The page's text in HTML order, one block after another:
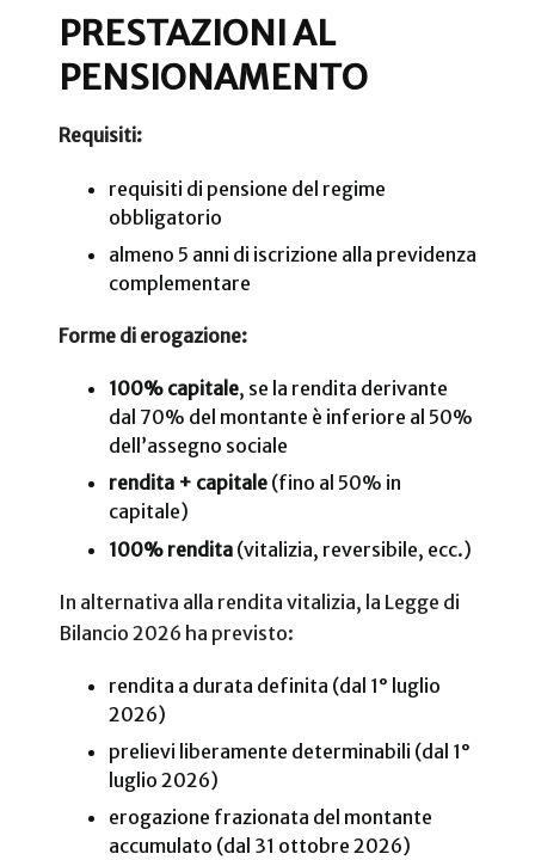
PRESTAZIONI AL
PENSIONAMENTO
Requisiti:
requisiti di pensione del regime
obbligatorio
almeno 5 anni di iscrizione alla previdenza
complementare
Forme di erogazione:
100% capitale, se la rendita derivante
dal 70% del montante è inferiore al 50%
dell’assegno sociale
rendita + capitale(fino al 50% in
capitale)
100% rendita(vitalizia, reversibile, ecc.)
In alternativa alla rendita vitalizia, la Legge di
Bilancio 2026 ha previsto:
rendita a durata definita (dal 1° luglio
2026)
prelievi liberamente determinabili (dal 1°
luglio 2026)
erogazione frazionata del montante
accumulato (dal 31 ottobre 2026)